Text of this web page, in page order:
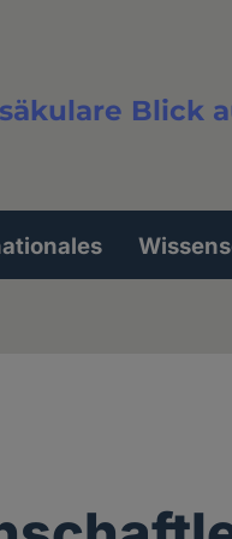
Blick